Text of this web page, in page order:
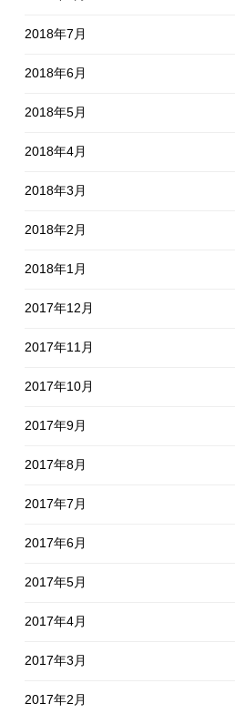
2018年7月
2018年6月
2018年5月
2018年4月
2018年3月
2018年2月
2018年1月
2017年12月
2017年11月
2017年10月
2017年9月
2017年8月
2017年7月
2017年6月
2017年5月
2017年4月
2017年3月
2017年2月